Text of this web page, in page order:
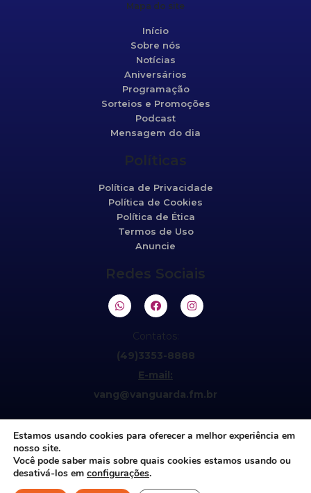
Mapa do site
Início
Sobre nós
Notícias
Aniversários
Programação
Sorteios e Promoções
Podcast
Mensagem do dia
Políticas
Política de Privacidade
Política de Cookies
Política de Ética
Termos de Uso
Anuncie
Redes Sociais
Contatos:
(49)3353-8888
E-mail:
vang@vanguarda.fm.br
Estamos usando cookies para oferecer a melhor experiência em
nosso site.
Você pode saber mais sobre quais cookies estamos usando ou
desativá-los em configurações.